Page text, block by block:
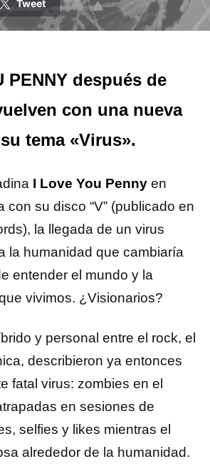
Tweet
PENNY después de
con una nueva
tema «Virus».
I Love You Penny en
con su disco “V” (publicado en
la llegada de un virus
la humanidad que cambiaría
entender el mundo y la
vivimos. ¿Visionarios?
y personal entre el rock, el
describieron ya entonces
fatal virus: zombies en el
en sesiones de
selfies y likes mientras el
alrededor de la humanidad.